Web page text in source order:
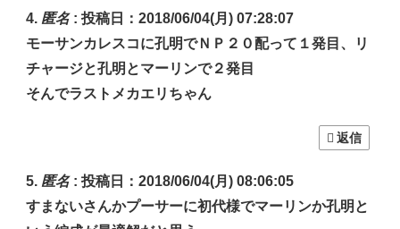
匿名: 投稿日：2018/06/04(月) 07:28:07
モーサンカレスコに孔明でＮＰ２０配って１発目、リ
チャージと孔明とマーリンで２発目
そんでラストメカエリちゃん
返信
匿名: 投稿日：2018/06/04(月) 08:06:05
すまないさんかプーサーに初代様でマーリンか孔明と